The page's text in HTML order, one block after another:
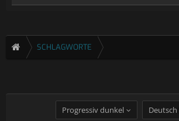
SCHLAGWORTE
Progressiv dunkel